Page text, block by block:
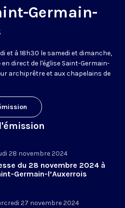
Germain-
et à 18h30 le samedi et dimanche,
direct de l'église Saint-Germain-
archiprêtre et aux chapelains de
28 novembre 2024
du 28 novembre 2024 à
Germain-l’Auxerrois
27 novembre 2024